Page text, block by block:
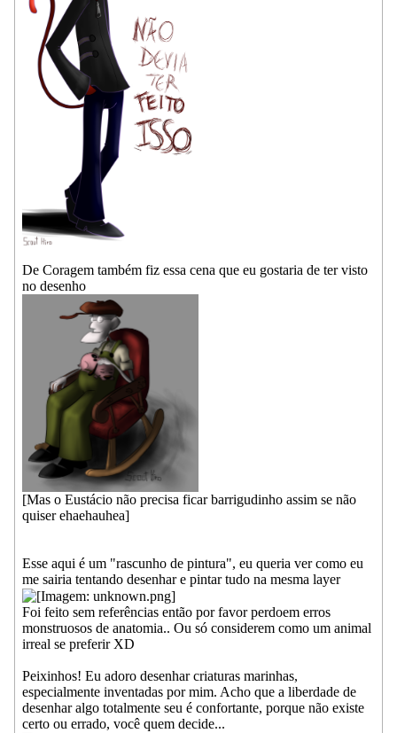
De Coragem também fiz essa cena que eu gostaria de ter visto
no desenho
[Mas o Eustácio não precisa ficar barrigudinho assim se não
quiser ehaehauhea]
Esse aqui é um "rascunho de pintura", eu queria ver como eu
me sairia tentando desenhar e pintar tudo na mesma layer
Foi feito sem referências então por favor perdoem erros
monstruosos de anatomia.. Ou só considerem como um animal
irreal se preferir XD
Peixinhos! Eu adoro desenhar criaturas marinhas,
especialmente inventadas por mim. Acho que a liberdade de
desenhar algo totalmente seu é confortante, porque não existe
certo ou errado, você quem decide...